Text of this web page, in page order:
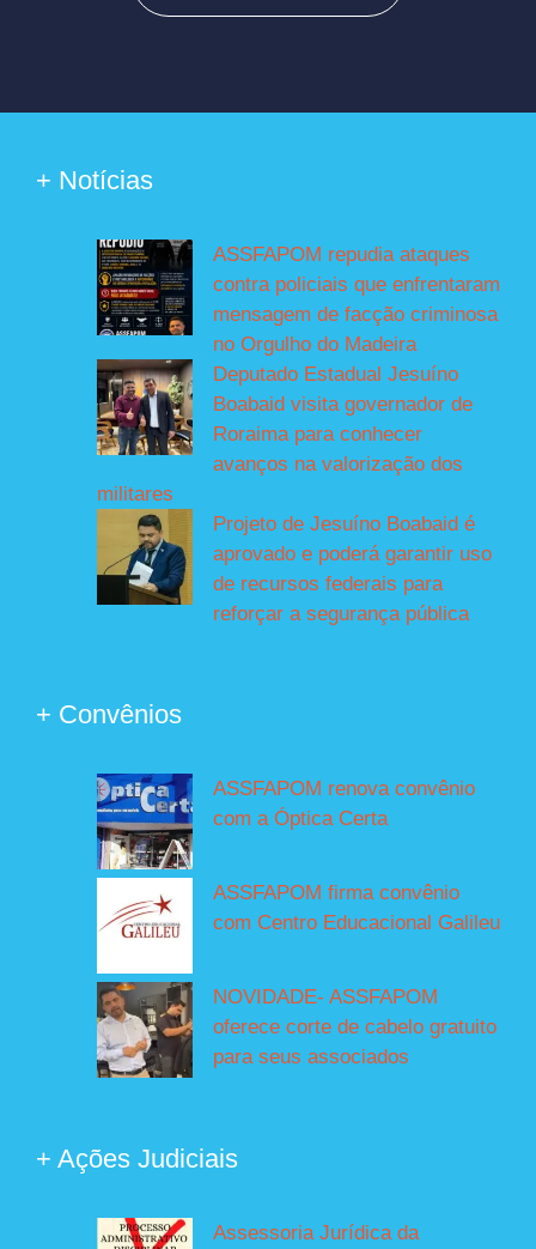
+ Notícias
ASSFAPOM repudia ataques
contra policiais que enfrentaram
mensagem de facção criminosa
no Orgulho do Madeira
Deputado Estadual Jesuíno
Boabaid visita governador de
Roraima para conhecer
avanços na valorização dos
militares
Projeto de Jesuíno Boabaid é
aprovado e poderá garantir uso
de recursos federais para
reforçar a segurança pública
+ Convênios
ASSFAPOM renova convênio
com a Óptica Certa
ASSFAPOM firma convênio
com Centro Educacional Galileu
NOVIDADE- ASSFAPOM
oferece corte de cabelo gratuito
para seus associados
+ Ações Judiciais
Assessoria Jurídica da